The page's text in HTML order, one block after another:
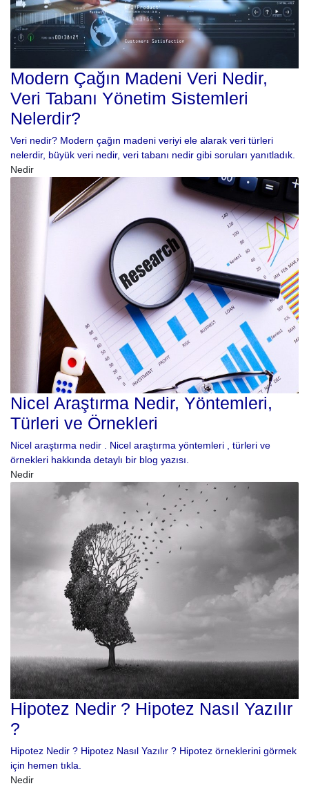
Modern Çağın Madeni Veri Nedir,
Veri Tabanı Yönetim Sistemleri
Nelerdir?
Veri nedir? Modern çağın madeni veriyi ele alarak veri türleri
nelerdir, büyük veri nedir, veri tabanı nedir gibi soruları yanıtladık.
Nedir
Nicel Araştırma Nedir, Yöntemleri,
Türleri ve Örnekleri
Nicel araştırma nedir . Nicel araştırma yöntemleri , türleri ve
örnekleri hakkında detaylı bir blog yazısı.
Nedir
Hipotez Nedir ? Hipotez Nasıl Yazılır
?
Hipotez Nedir ? Hipotez Nasıl Yazılır ? Hipotez örneklerini görmek
için hemen tıkla.
Nedir